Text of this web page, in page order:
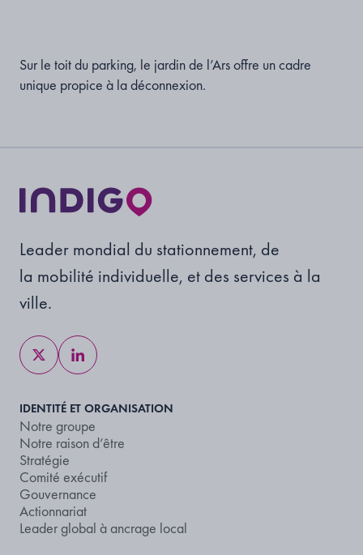
Sur le toit du parking, le jardin de l’Ars offre un cadre
unique propice à la déconnexion.
Leader mondial du stationnement, de
la mobilité individuelle, et des services à la
ville.
IDENTITÉ ET ORGANISATION
Notre groupe
Notre raison d’être
Stratégie
Comité exécutif
Gouvernance
Actionnariat
Leader global à ancrage local